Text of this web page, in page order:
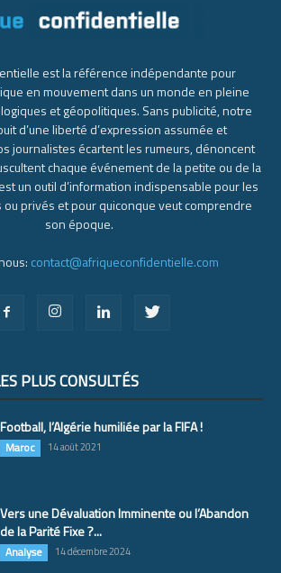
est la référence indépendante pour
en mouvement dans un monde en pleine
et géopolitiques. Sans publicité, notre
d’une liberté d’expression assumée et
journalistes écartent les rumeurs, dénoncent
chaque événement de la petite ou de la
un outil d’information indispensable pour les
ou privés et pour quiconque veut comprendre
son époque.
contact@afriqueconfidentielle.com
PLUS CONSULTÉS
Football, l’Algérie humiliée par la FIFA !
Maroc 14 août 2021
Vers une Dévaluation Imminente ou l’Abandon
de la Parité Fixe ?...
Analyse 14 décembre 2024